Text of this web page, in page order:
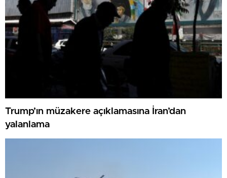
Trump’ın müzakere açıklamasına İran’dan
yalanlama